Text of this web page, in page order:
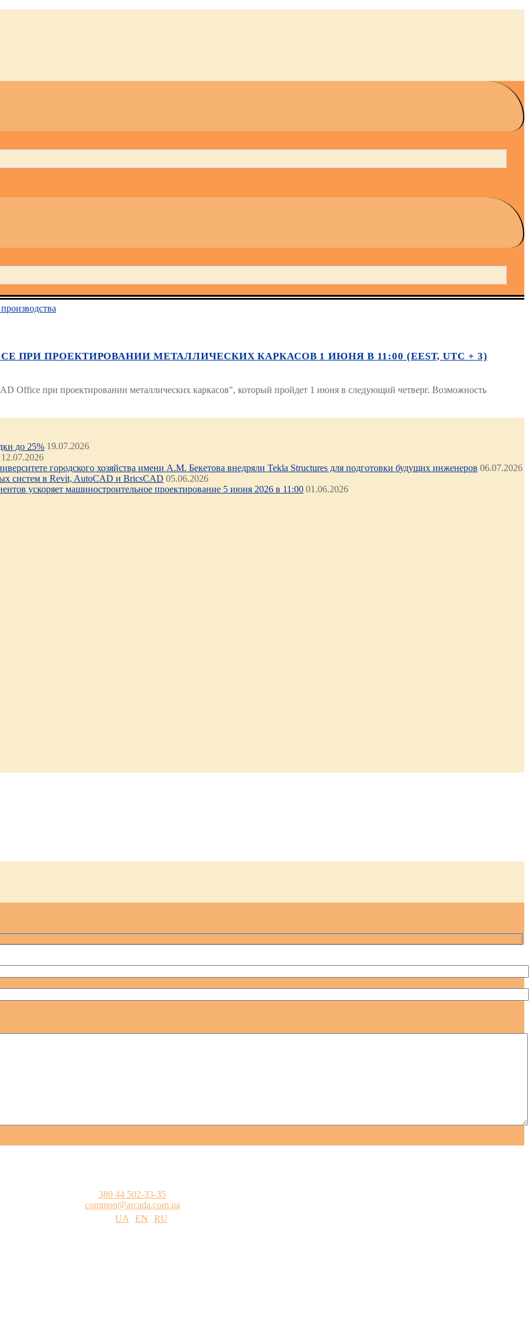
ПРИ ПРОЕКТИРОВАНИИ МЕТАЛЛИЧЕСКИХ КАРКАСОВ 1 ИЮНЯ В 11:00 (EEST, UTC + 3)
Office при проектировании металлических каркасов", который пройдет 1 июня в следующий четверг. Возможность
до 25% 19.07.2026
12.07.2026
городского хозяйства имени А.М. Бекетова внедряли Tekla Structures для подготовки будущих инженеров 06.07.2026
систем в Revit, AutoCAD и BricsCAD 05.06.2026
ускоряет машиностроительное проектирование 5 июня 2026 в 11:00 01.06.2026
380 44 502-33-35
common@arcada.com.ua
UA
EN
RU